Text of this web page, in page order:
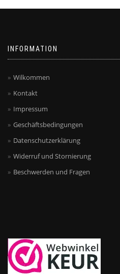
INFORMATION
Wilkommen
Kontakt
Impressum
Geschäftsbedingungen
Datenschutzerklärung
Widerruf und Stornierung
Beschwerden und Fragen